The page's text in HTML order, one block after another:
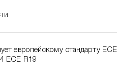
европейскому стандарту
ECE R19